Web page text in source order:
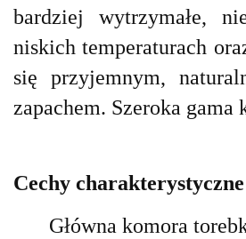
bardziej wytrzymałe,
niskich temperaturach
się przyjemnym,
zapachem. Szeroka gama
Cechy
Główna komora